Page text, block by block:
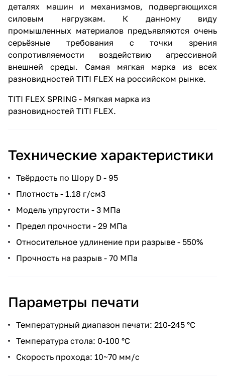
деталях машин и механизмов, подвергающихся
силовым нагрузкам. К данному виду
промышленных материалов предъявляются очень
серьёзные требования с точки зрения
сопротивляемости воздействию агрессивной
внешней среды. Самая мягкая марка из всех
разновидностей TITI FLEX на российском рынке.
TITI FLEX SPRING - Мягкая марка из
разновидностей TITI FLEX.
Технические характеристики
Твёрдость по Шору D - 95
Плотность - 1.18 г/см3
Модель упругости - 3 МПа
Предел прочности - 29 МПа
Относительное удлинение при разрыве - 550%
Прочность на разрыв - 70 МПа
Параметры печати
Температурный диапазон печати: 210-245 °С
Температура стола: 0-100 °С
Скорость прохода: 10~70 мм/с